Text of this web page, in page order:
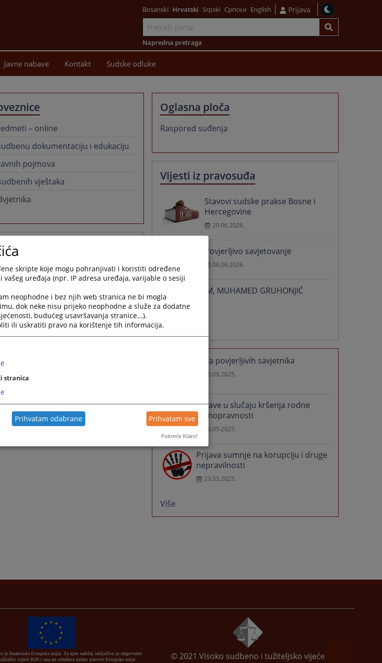
Bosanski Hrvatski Srpski Српски English Prijava
Napredna pretraga
Javne nabave Kontakt Sudske odluke
– online
dokumentaciju i edukaciju
pojmova
vještaka
optužnice
Potvrđena optužnica
Potvrđena optužnica
21.05.2026.
Oglasna ploča
Raspored suđenja
Vijesti iz pravosuđa
Stavovi sudske prakse Bosne i
Hercegovine
29.06.2026.
Povjerljivo savjetovanje
08.06.2026.
IN MEMORIAM, MUHAMED GRUHONJIĆ
27.04.2026.
Više
Lista povjerljivih savjetnika
15.09.2025.
Prijave u slučaju kršenja rodne
ravnopravnosti
23.05.2025.
Prijava sumnje na korupciju i druge
nepravilnosti
23.05.2025.
Više
je finansirala Evropska unija. Za njen sadržaj isključivo je odgovorno
vijeće BiH i ona ne odražava nužno stavove Evropske unije.
© 2021 Visoko sudbeno i tužiteljsko vijeće
skripte koje mogu pohranjivati i koristiti određene
uređaja (npr. IP adresa uređaja, varijable o sesiji
neophodne i bez njih web stranica ne bi mogla
dok neke nisu prijeko neophodne a služe za dodatne
budućeg usavršavanja stranice...).
ili uskratiti pravo na korištenje tih informacija.
stranica
Prihvatam odabrane Prihvatam sve
Pokreće Klaro!